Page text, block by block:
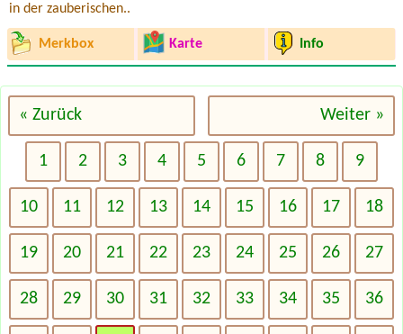
in der zauberischen..
Merkbox Karte Info
« Zurück Weiter »
1 2 3 4 5 6 7 8 9
10 11 12 13 14 15 16 17 18
19 20 21 22 23 24 25 26 27
28 29 30 31 32 33 34 35 36